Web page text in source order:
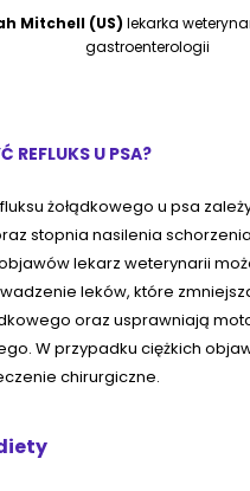
Mitchell (US) lekarka
gastroenterologii
REFLUKS U PSA?
żołądkowego u psa
stopnia nasilenia
lekarz weterynarii
leków, które
oraz usprawniają
W przypadku ciężkich
chirurgiczne.